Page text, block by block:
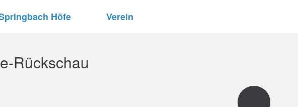
Höfe Verein
Rückschau